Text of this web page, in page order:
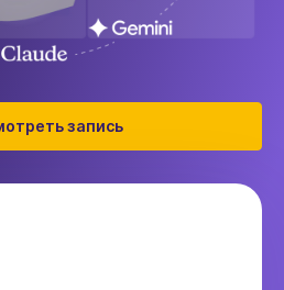
запись